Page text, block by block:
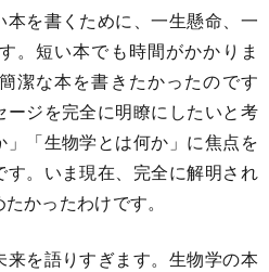
を書くために、一生懸命、一
。短い本でも時間がかかりま
潔な本を書きたかったのです
ジを完全に明瞭にしたいと考
」「生物学とは何か」に焦点を
。いま現在、完全に解明され
かったわけです。
を語りすぎます。生物学の本